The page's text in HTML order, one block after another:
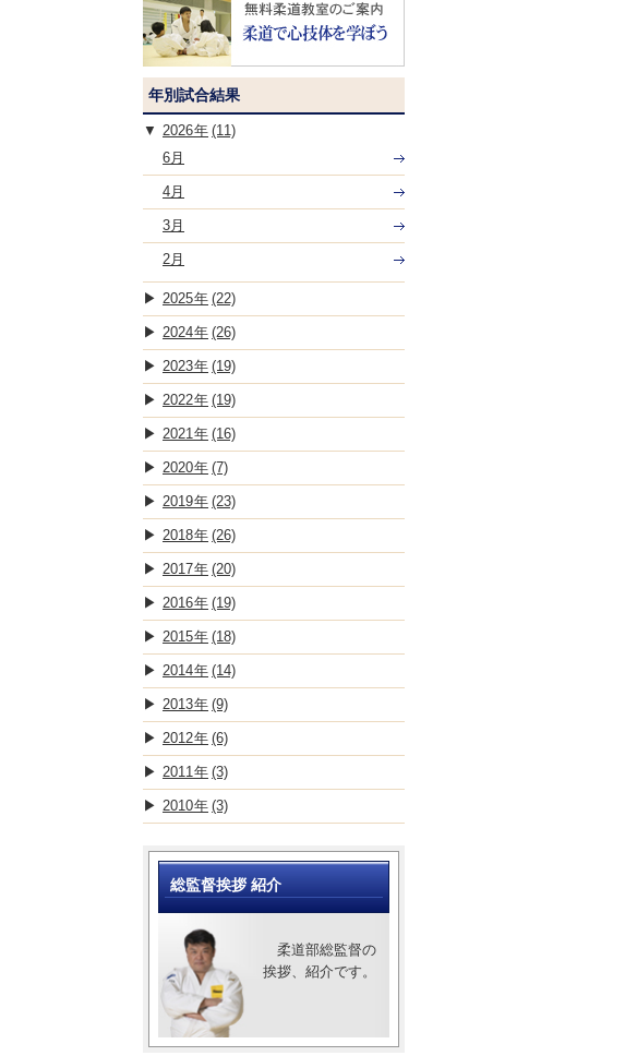
年別試合結果
2026
(11)
6月
4月
3月
2月
2025 (22)
2024 (26)
2023 (19)
2022 (19)
2021 (16)
2020 (7)
2019 (23)
2018 (26)
2017 (20)
2016 (19)
2015 (18)
2014 (14)
2013 (9)
2012 (6)
2011 (3)
2010 (3)
総監督挨拶 紹介
柔道部総監督の
挨拶、紹介です。